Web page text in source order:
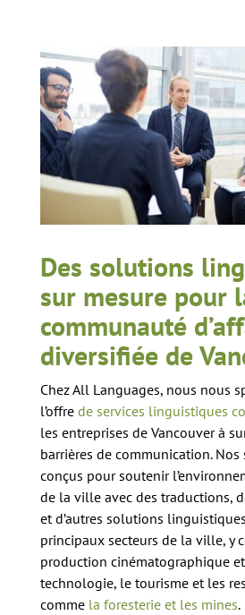
Des solutions
sur mesure pour
communauté
diversifiée de
Chez All Languages, nous nous
l’offre de services linguistiques
les entreprises de Vancouver à
barrières de communication. Nos
conçus pour soutenir
de la ville avec des traductions,
et d’autres solutions
principaux secteurs de la ville, y
production cinématographique
technologie, le tourisme et les
comme la foresterie et les mines.